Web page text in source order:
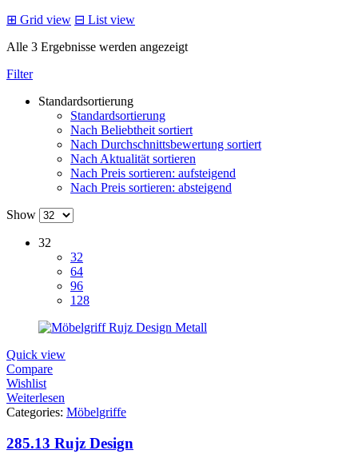
⊞ Grid view ⊟ List view
Alle 3 Ergebnisse werden angezeigt
Filter
Standardsortierung
Standardsortierung
Nach Beliebtheit sortiert
Nach Durchschnittsbewertung sortiert
Nach Aktualität sortieren
Nach Preis sortieren: aufsteigend
Nach Preis sortieren: absteigend
Show
32
32
64
96
128
Quick view
Compare
Wishlist
Weiterlesen
Categories: Möbelgriffe
285.13 Rujz Design